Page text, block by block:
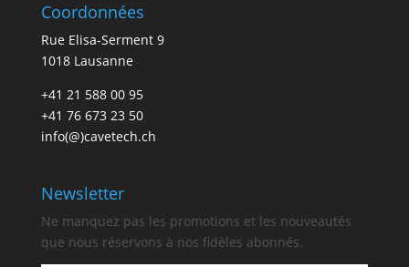
Coordonnées
Rue Elisa-Serment 9
1018 Lausanne
+41 21 588 00 95
+41 76 673 23 50
info(@)cavetech.ch
Newsletter
Ne manquez pas les promotions et les nouveautés
que nous réservons à nos fidèles abonnés.